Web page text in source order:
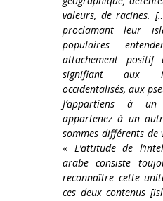
valeurs, de racines.
proclamant leur
populaires
attachement positif
signifiant aux
occidentalisés, aux
J’appartiens à
appartenez à un
sommes différents de
« L’attitude de
arabe consiste
reconnaître cette
ces deux contenus